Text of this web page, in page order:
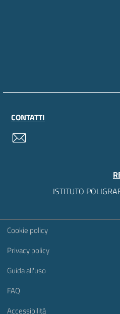
CONTATTI
ISTITUTO
Sezione Link Utili
Cookie policy
Privacy policy
Guida all'uso
FAQ
Accessibilità